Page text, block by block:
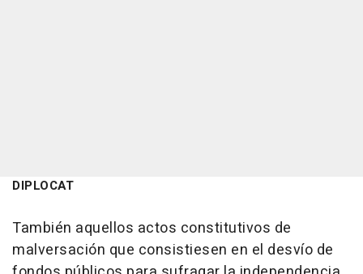
DIPLOCAT
También aquellos actos constitutivos de
malversación que consistiesen en el desvío de